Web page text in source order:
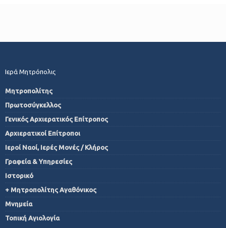
Ιερά Μητρόπολις
Μητροπολίτης
Πρωτοσύγκελλος
Γενικός Αρχιερατικός Επίτροπος
Αρχιερατικοί Επίτροποι
Ιεροί Ναοί, Ιερές Μονές / Κλήρος
Γραφεία & Υπηρεσίες
Ιστορικό
+ Μητροπολίτης Αγαθόνικος
Μνημεία
Τοπική Αγιολογία